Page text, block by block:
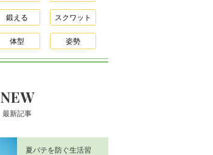
鍛える スクワット
体型 姿勢
NEW
最新記事
夏バテを防ぐ生活習